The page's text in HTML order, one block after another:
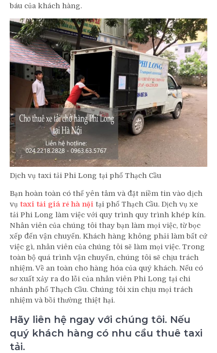
báu của khách hàng.
Dịch vụ taxi tải Phi Long tại phố Thạch Cầu
Bạn hoàn toàn có thể yên tâm và đặt niềm tin vào dịch
vụ taxi tải giá rẻ hà nội tại phố Thạch Cầu. Dịch vụ xe
tải Phi Long làm việc với quy trình quy trình khép kín.
Nhân viên của chúng tôi thay bạn làm mọi việc, từ bọc
xếp đến vận chuyển. Khách hàng không phải làm bất cứ
việc gì, nhân viên của chúng tôi sẽ làm mọi việc. Trong
toàn bộ quá trình vận chuyển, chúng tôi sẽ chịu trách
nhiệm. Về an toàn cho hàng hóa của quý khách. Nếu có
sơ xuất xảy ra do lỗi của nhân viên Phi Long tại chi
nhánh phố Thạch Cầu. Chúng tôi xin chịu mọi trách
nhiệm và bồi thường thiệt hại.
Hãy liên hệ ngay với chúng tôi. Nếu
quý khách hàng có nhu cầu thuê taxi
tải.